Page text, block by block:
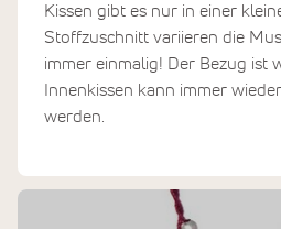
Kissen gibt es nur in einer
Stoffzuschnitt variieren die
immer einmalig! Der Bezug ist
Innenkissen kann immer
werden.